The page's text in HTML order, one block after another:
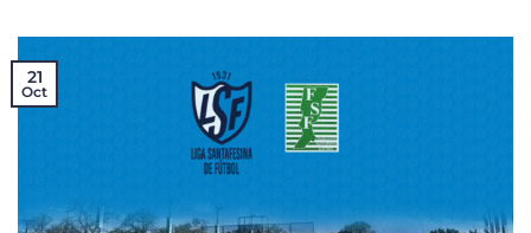
21
Oct